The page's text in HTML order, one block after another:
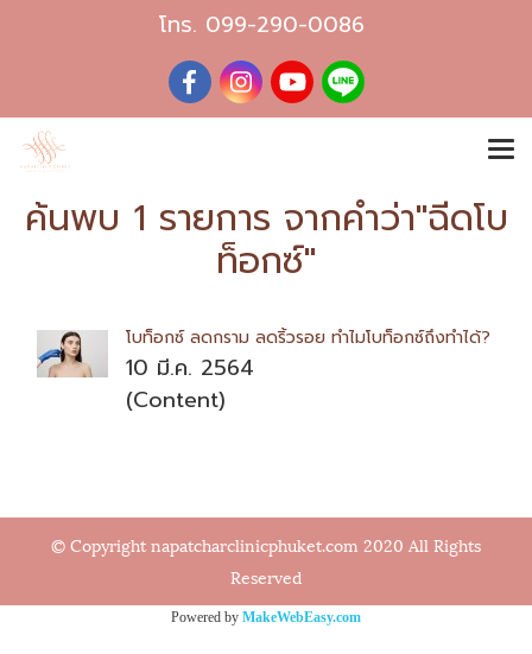
โทร. 099-290-0086
ค้นพบ 1 รายการ จากคำว่า"ฉีดโบ
ท็อกซ์"
โบท็อกซ์ ลดกราม ลดริ้วรอย ทำไมโบท็อกซ์ถึงทำได้?
10 มี.ค. 2564
(Content)
© Copyright napatcharclinicphuket.com 2020 All Rights
Reserved
Powered by MakeWebEasy.com